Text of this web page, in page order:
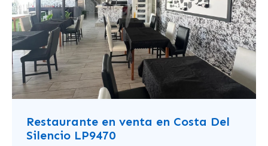
Restaurante en venta en Costa Del
Silencio LP9470